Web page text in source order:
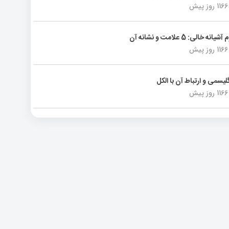
1166 روز پیش
خالی: 5 علامت و نشانه آن
1166 روز پیش
و ارتباط آن با الکل
1166 روز پیش